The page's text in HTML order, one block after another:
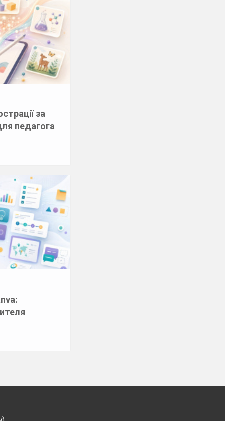
за
педагога